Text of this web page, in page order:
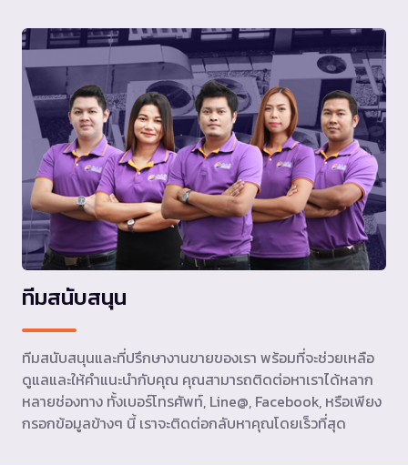
ทีมสนับสนุน
ทีมสนับสนุนและที่ปรึกษางานขายของเรา พร้อมที่จะช่วยเหลือ
ดูแลและให้คำแนะนำกับคุณ คุณสามารถติดต่อหาเราได้หลาก
หลายช่องทาง ทั้งเบอร์โทรศัพท์, Line@, Facebook, หรือเพียง
กรอกข้อมูลข้างๆ นี้ เราจะติดต่อกลับหาคุณโดยเร็วที่สุด